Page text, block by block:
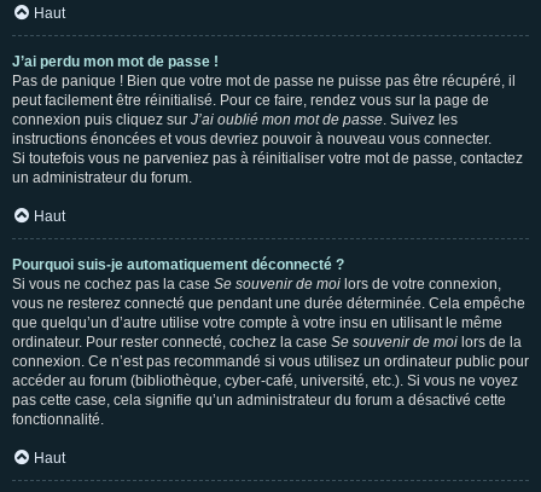
Haut
J’ai perdu mon mot de passe !
Pas de panique ! Bien que votre mot de passe ne puisse pas être récupéré, il
peut facilement être réinitialisé. Pour ce faire, rendez vous sur la page de
connexion puis cliquez sur J’ai oublié mon mot de passe. Suivez les
instructions énoncées et vous devriez pouvoir à nouveau vous connecter.
Si toutefois vous ne parveniez pas à réinitialiser votre mot de passe, contactez
un administrateur du forum.
Haut
Pourquoi suis-je automatiquement déconnecté ?
Si vous ne cochez pas la case Se souvenir de moi lors de votre connexion,
vous ne resterez connecté que pendant une durée déterminée. Cela empêche
que quelqu’un d’autre utilise votre compte à votre insu en utilisant le même
ordinateur. Pour rester connecté, cochez la case Se souvenir de moi lors de la
connexion. Ce n’est pas recommandé si vous utilisez un ordinateur public pour
accéder au forum (bibliothèque, cyber-café, université, etc.). Si vous ne voyez
pas cette case, cela signifie qu’un administrateur du forum a désactivé cette
fonctionnalité.
Haut